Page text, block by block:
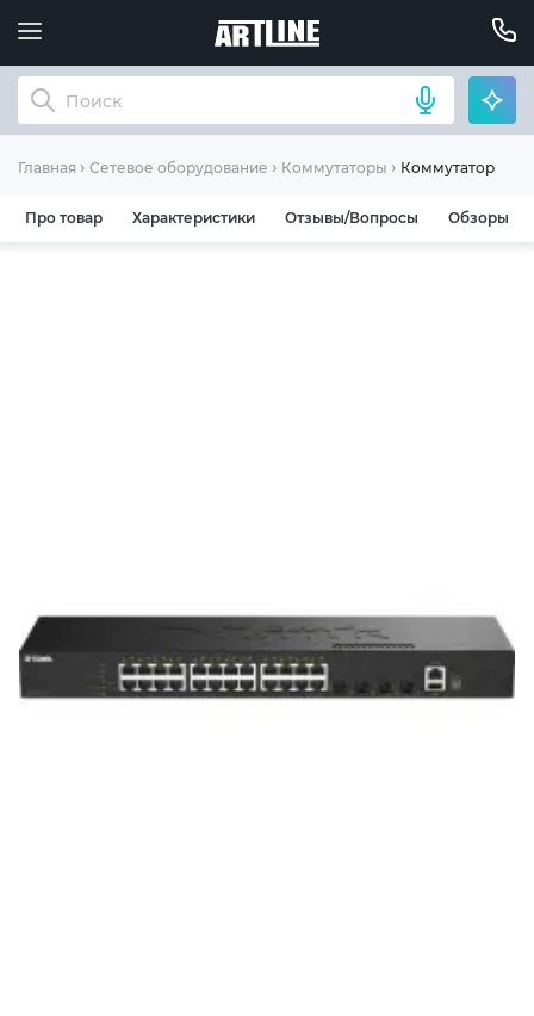
Главная Сетевое оборудование Коммутаторы Коммутатор D-
Про товар Характеристики Отзывы/Вопросы Обзоры